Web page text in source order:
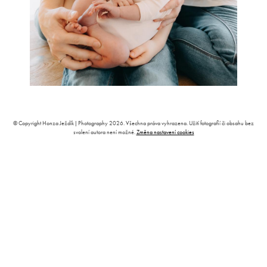
© Copyright Honza Ježdík | Photography 2026. Všechna práva vyhrazena. Užití fotografií či obsahu bez
svolení autora není možné.Změna nastavení cookies